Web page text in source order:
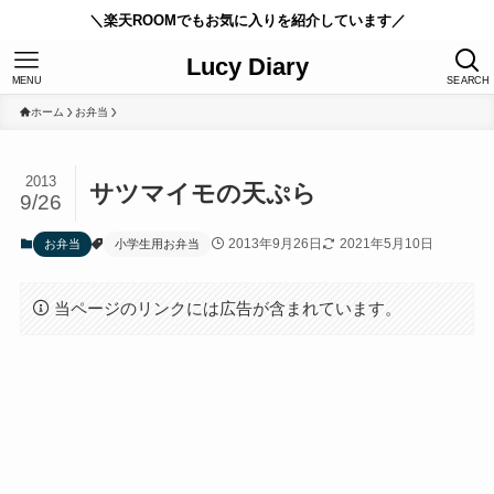
＼楽天ROOMでもお気に入りを紹介しています／
Lucy Diary SEARCH
MENU
ホーム お弁当
サツマイモの天ぷら
2013
9/26
お弁当 小学生用お弁当 2013年9月26日 2021年5月10日
当ページのリンクには広告が含まれています。